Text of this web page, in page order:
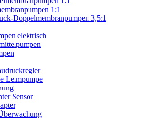
1:1
Doppelmembranpumpen 3,5:1
elektrisch
Leimpumpe
Sensor